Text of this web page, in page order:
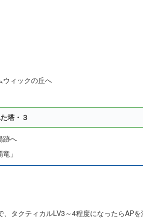
ウィックの丘へ
塔・３
跡へ
」
タクティカルLV3～4程度になったらAPを